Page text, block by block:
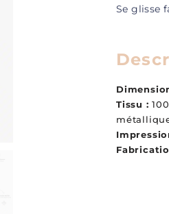
Se glisse
Tissu :